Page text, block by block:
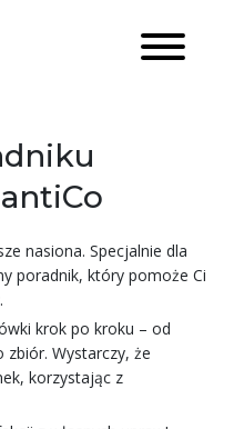
nasiona. Specjalnie dla
poradnik, który pomoże Ci
krok po kroku – od
zbiór. Wystarczy, że
korzystając z